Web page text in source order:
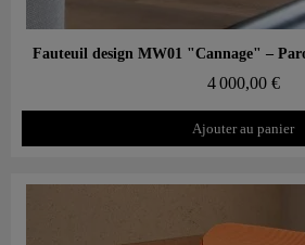
Aperçu rapide
4 000,00 €
Ajouter au panier